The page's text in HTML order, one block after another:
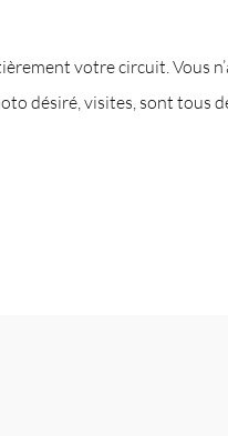
votre circuit. Vous
désiré, visites, sont